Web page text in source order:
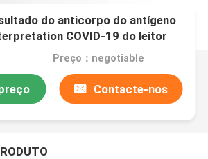
do anticorpo do antígeno
COVID-19 do leitor
Preço：negotiable
Contacte-nos